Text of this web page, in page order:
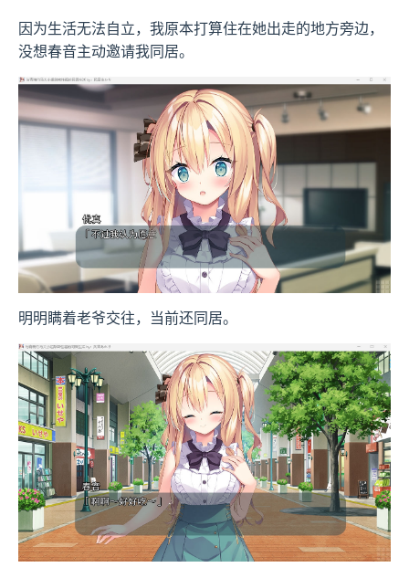
因为生活无法自立，我原本打算住在她出走的地方旁边，
没想春音主动邀请我同居。
明明瞒着老爷交往，当前还同居。